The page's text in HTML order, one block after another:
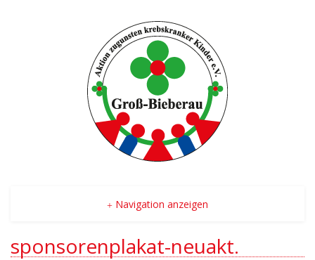
Navigation anzeigen
sponsorenplakat-neuakt.